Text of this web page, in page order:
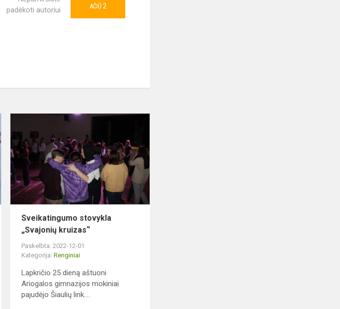
padėkoti autoriui
AČIŪ 2
švenčių
laukimo!
kruizas“
Sveikatingumo stovykla
„Svajonių kruizas“
Paskelbta: 2022-12-01
Kategorija:Renginiai
Lapkričio 25 dieną aštuoni
Ariogalos gimnazijos mokiniai
pajudėjo Šiaulių link....